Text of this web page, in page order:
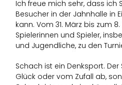
Ich freue mich sehr, dass ich
Besucher in der Jahnhalle in
kann. Vom 31. März bis zum
Spielerinnen und Spieler,
und Jugendliche, zu den
Schach ist ein Denksport.
Glück oder vom Zufall ab,